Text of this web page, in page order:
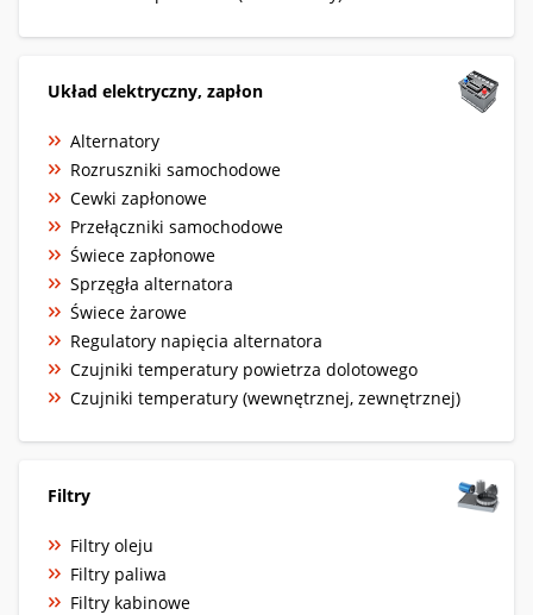
Układ elektryczny, zapłon
Alternatory
Rozruszniki samochodowe
Cewki zapłonowe
Przełączniki samochodowe
Świece zapłonowe
Sprzęgła alternatora
Świece żarowe
Regulatory napięcia alternatora
Czujniki temperatury powietrza dolotowego
Czujniki temperatury (wewnętrznej, zewnętrznej)
Filtry
Filtry oleju
Filtry paliwa
Filtry kabinowe